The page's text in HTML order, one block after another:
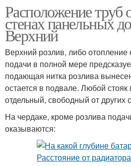
Расположение труб
стенах панельных
Верхний
Верхний розлив, либо отопление
подачи в полной мере
подающая нитка розлива
остается в подвале. Любой стояк
отдельный, свободный от других
На чердаке, кроме розлива
оказываются: